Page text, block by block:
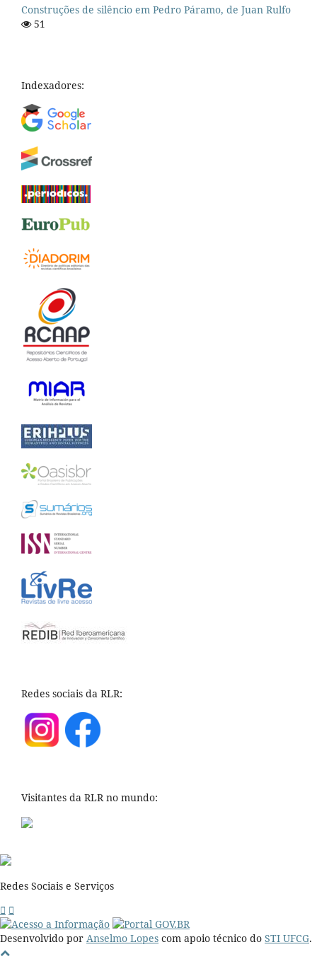
Construções de silêncio em Pedro Páramo, de Juan Rulfo
51
Indexadores:
Redes sociais da RLR:
Visitantes da RLR no mundo:
Redes Sociais e Serviços
Desenvolvido por Anselmo Lopes com apoio técnico do STI UFCG.